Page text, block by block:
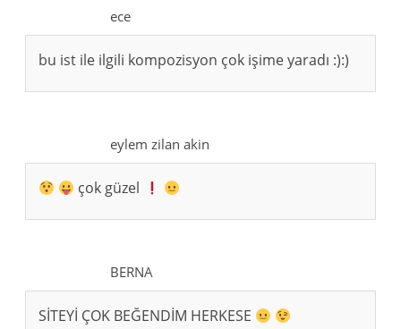
ece
bu ist ile ilgili kompozisyon çok işime yaradı :):)
eylem zilan akin
çok güzel
BERNA
SİTEYİ ÇOK BEĞENDİM HERKESE